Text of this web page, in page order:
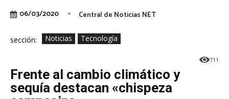
06/03/2020 Central de Noticias NET
sección: Noticias Tecnología
711
Frente al cambio climático y
sequía destacan «chispeza